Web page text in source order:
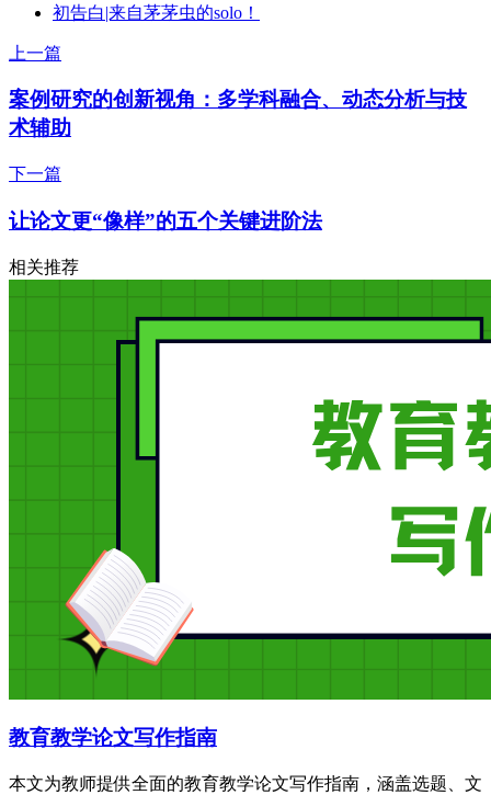
初告白|来自茅茅虫的solo！
上一篇
案例研究的创新视角：多学科融合、动态分析与技
术辅助
下一篇
让论文更“像样”的五个关键进阶法
相关推荐
教育教学论文写作指南
本文为教师提供全面的教育教学论文写作指南，涵盖选题、文